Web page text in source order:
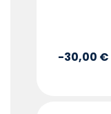
-30,00 €